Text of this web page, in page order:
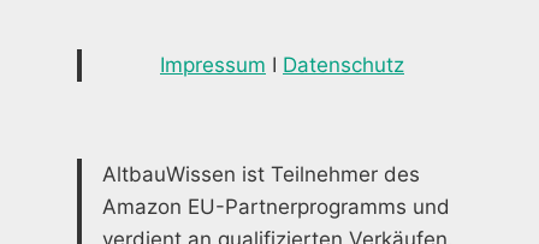
Impressum I Datenschutz
AltbauWissen ist Teilnehmer des
Amazon EU-Partnerprogramms und
verdient an qualifizierten Verkäufen.